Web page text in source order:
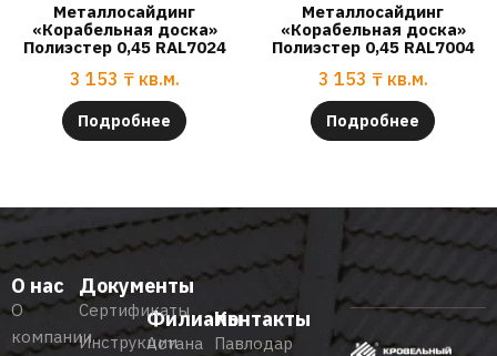
Металлосайдинг
«Корабельная доска»
Полиэстер 0,45 RAL7024
3 153 ₸ кв.м.
Подробнее
Металлосайдинг
«Корабельная доска»
Полиэстер 0,45 RAL7004
3 153 ₸ кв.м.
Подробнее
О нас
О
компании
Документы
Сертификаты
Инструкции
Филиалы
Астана
Контакты
Павлодар